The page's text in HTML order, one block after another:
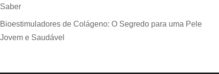
Saber
Bioestimuladores de Colágeno: O Segredo para uma Pele
Jovem e Saudável